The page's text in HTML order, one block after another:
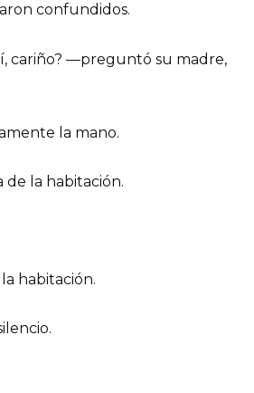
confundidos.
cariño? —preguntó su madre,
la mano.
de la habitación.
habitación.